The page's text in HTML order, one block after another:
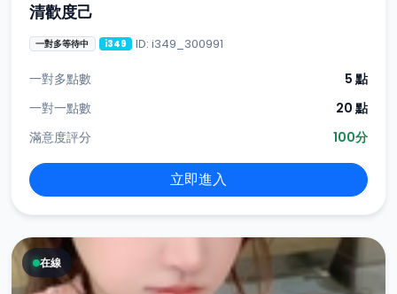
清歡度己
一對多等待中 i349 ID: i349_300991
一對多點數
5 點
一對一點數
20 點
滿意度評分
100分
立即進入
在線